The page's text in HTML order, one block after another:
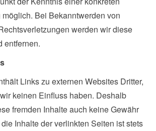
Bei Bekanntwerden von
werden wir diese
entfernen.
Links zu externen Websites Dritter,
keinen Einfluss haben. Deshalb
fremden Inhalte auch keine Gewähr
Inhalte der verlinkten Seiten ist stets